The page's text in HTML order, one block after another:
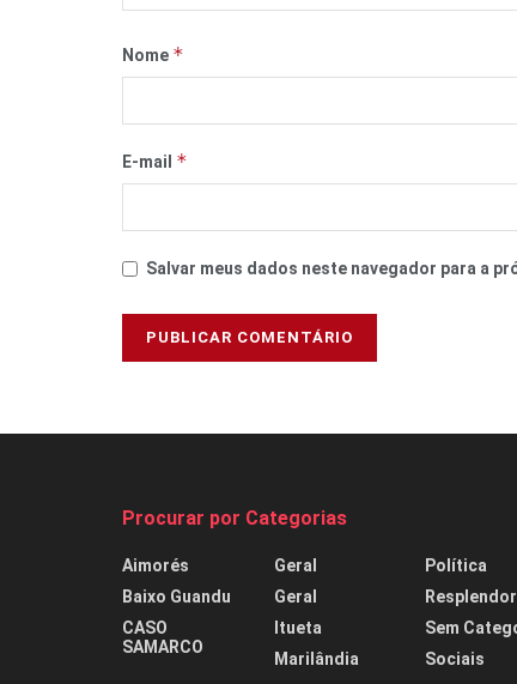
Nome *
E-mail *
Salvar meus dados neste navegador para a
Procurar por Categorias
Aimorés
Baixo Guandu
CASO
SAMARCO
Geral
Geral
Itueta
Marilândia
Política
Resplendor
Sem
Sociais